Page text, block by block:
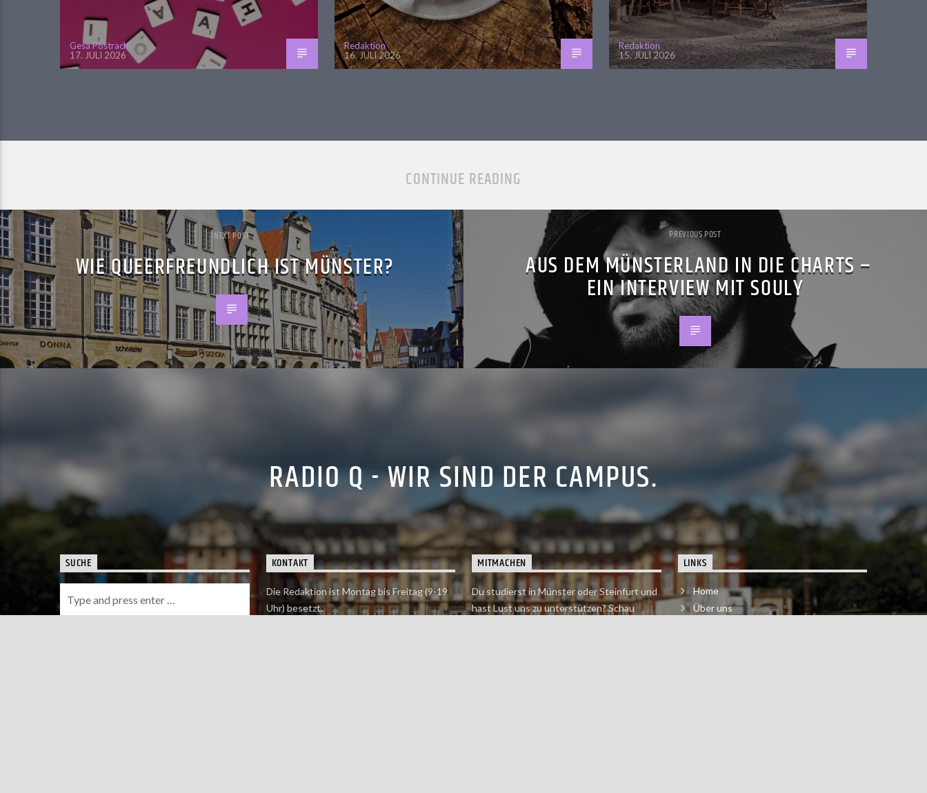
Gesa Postrach
17. JULI 2026
Redaktion
16. JULI 2026
Redaktion
15. JULI 2026
CONTINUE READING
NEXT POST
WIE QUEERFREUNDLICH IST MÜNSTER?
PREVIOUS POST
AUS DEM MÜNSTERLAND IN DIE CHARTS –
EIN INTERVIEW MIT SOULY
RADIO Q - WIR SIND DER CAMPUS.
SUCHE KONTAKT
Die Redaktion ist Montag bis Freitag (9-19
Uhr) besetzt.
MITMACHEN
Du studierst in Münster oder Steinfurt und
hast Lust uns zu unterstützen? Schau
LINKS
Home
Über uns